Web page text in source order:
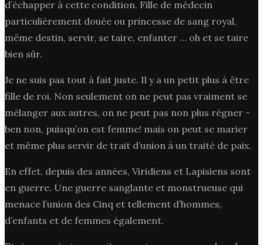
d’échapper à cette condition. Fille de médecin
particulièrement douée ou princesse de sang royal,
même destin, servir, se taire, enfanter … oh et se taire
bien sûr.
Je ne suis pas tout à fait juste. Il y a un petit plus à être
fille de roi. Non seulement on ne peut pas vraiment se
mélanger aux autres, on ne peut pas non plus régner -
ben non, puisqu’on est femme! mais on peut se marier
et même plus servir de trait d’union à un traité de paix.
En effet, depuis des années, Viridiens et Lapisiens sont
en guerre. Une guerre sanglante et monstrueuse qui
menace l’union des Cinq et tellement d’hommes,
d’enfants et de femmes également.